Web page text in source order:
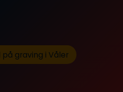
på graving i Våler